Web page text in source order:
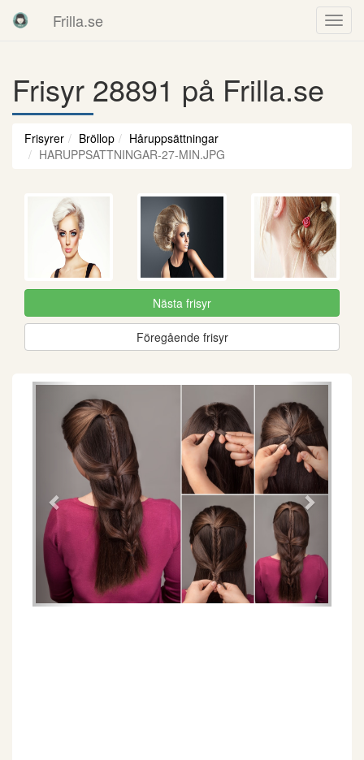
Frilla.se
Frisyr 28891 på Frilla.se
Frisyrer Bröllop
Håruppsättningar
HARUPPSATTNINGAR-27-MIN.JPG
Nästa frisyr
Föregående frisyr
Föregående